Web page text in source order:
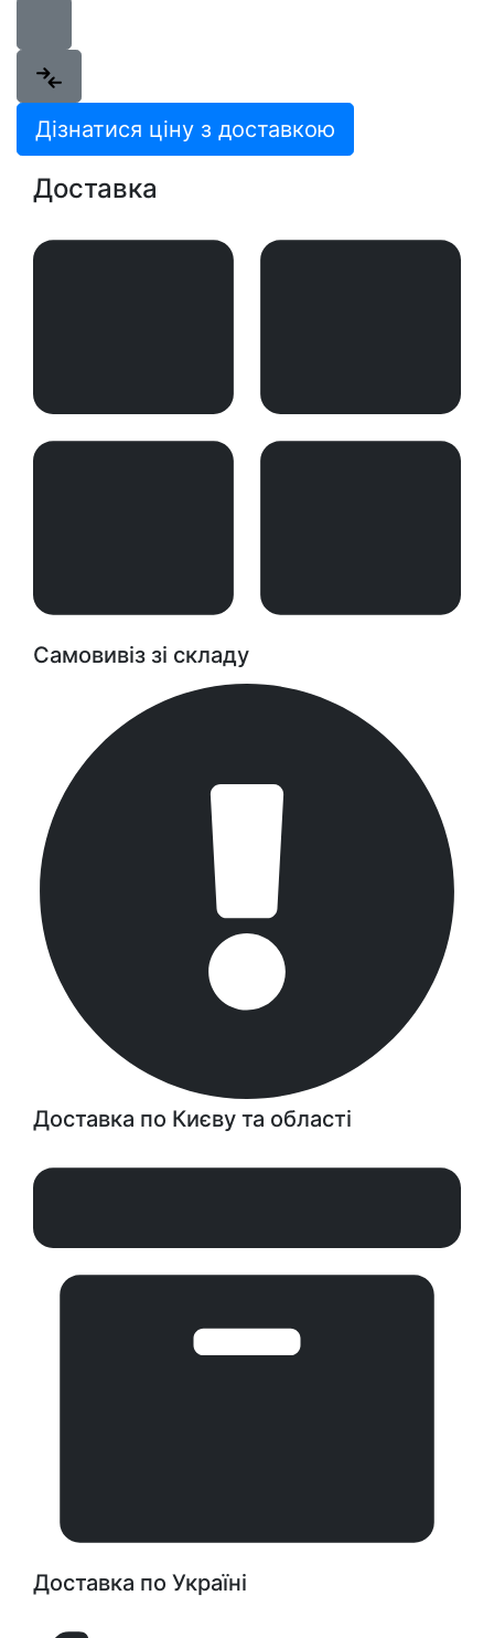
Дізнатися ціну з доставкою
Доставка
Самовивіз зі складу
Доставка по Києву та області
Доставка по Україні